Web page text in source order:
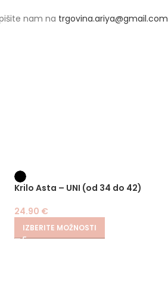
nam na trgovina.ariya@gmail.com
Krilo Asta – UNI (od 34 do 42)
24.90 €
IZBERITE MOŽNOSTI